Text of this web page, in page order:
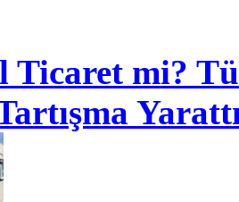
Ticaret mi?